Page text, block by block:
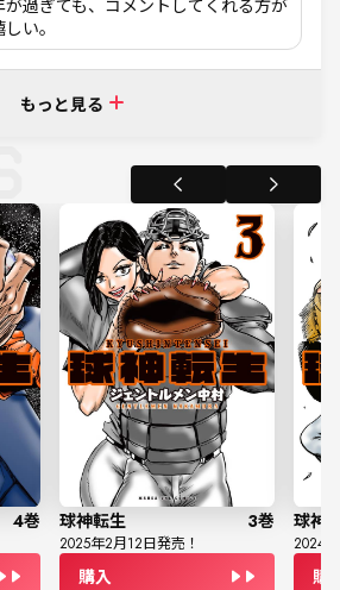
い。
もっと見る
4巻 球神転生 3巻
2025年2月12日発売！
購入
球神
2024
購